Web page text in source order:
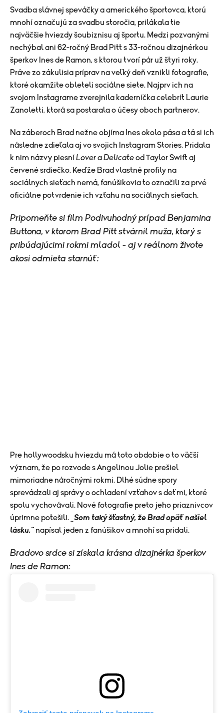
​Svadba slávnej speváčky a amerického športovca, ktorú
mnohí označujú za svadbu storočia, prilákala tie
najväčšie hviezdy šoubiznisu aj športu. Medzi pozvanými
nechýbal ani 62-ročný Brad Pitt s 33-ročnou dizajnérkou
šperkov Ines de Ramon, s ktorou tvorí pár už štyri roky.
Práve zo zákulisia príprav na veľký deň vznikli fotografie,
ktoré okamžite obleteli sociálne siete. Najprv ich na
svojom Instagrame zverejnila kaderníčka celebrít Laurie
Zanoletti, ktorá sa postarala o účesy oboch partnerov.
Na záberoch Brad nežne objíma Ines okolo pása a tá si ich
následne zdieľala aj vo svojich Instagram Stories. Pridala
k nim názvy piesníLoveraDelicateod Taylor Swift aj
červené srdiečko. Keďže Brad vlastné profily na
sociálnych sieťach nemá, fanúšikovia to označili za prvé
oficiálne potvrdenie ich vzťahu na sociálnych sieťach.
Pripomeňte si film Podivuhodný prípad Benjamina
Buttona, v ktorom Brad Pitt stvárnil muža, ktorý s
pribúdajúcimi rokmi mladol - aj v reálnom živote
akosi odmieta starnúť:
Pre hollywoodsku hviezdu má toto obdobie o to väčší
význam, že po rozvode s Angelinou Jolie prešiel
mimoriadne náročnými rokmi. Dlhé súdne spory
sprevádzali aj správy o ochladení vzťahov s deťmi, ktoré
spolu vychovávali. Nové fotografie preto jeho priaznivcov
úprimne potešili.
„Som taký šťastný, že Brad opäť našiel
lásku,“ napísal jeden z fanúšikov a mnohí sa pridali.
Bradovo srdce si získala krásna dizajnérka šperkov
Ines de Ramon: